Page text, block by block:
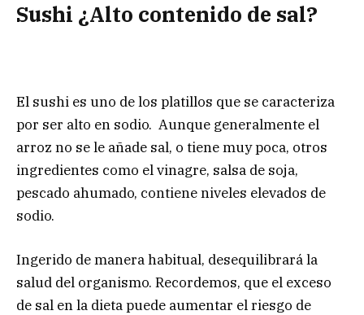
Sushi ¿Alto contenido de sal?
El sushi es uno de los platillos que se caracteriza
por ser alto en sodio. Aunque generalmente el
arroz no se le añade sal, o tiene muy poca, otros
ingredientes como el vinagre, salsa de soja,
pescado ahumado, contiene niveles elevados de
sodio.
Ingerido de manera habitual, desequilibrará la
salud del organismo. Recordemos, que el exceso
de sal en la dieta puede aumentar el riesgo de